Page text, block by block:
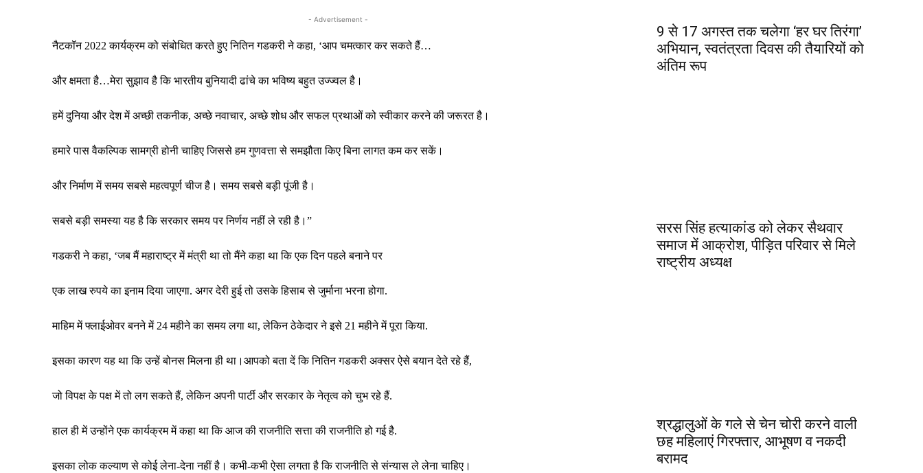
- Advertisement -
नैटकॉन 2022 कार्यक्रम को संबोधित करते हुए नितिन गडकरी ने कहा, ‘आप चमत्कार कर सकते हैं…
और क्षमता है…मेरा सुझाव है कि भारतीय बुनियादी ढांचे का भविष्य बहुत उज्ज्वल है।
हमें दुनिया और देश में अच्छी तकनीक, अच्छे नवाचार, अच्छे शोध और सफल प्रथाओं को स्वीकार करने की जरूरत है।
हमारे पास वैकल्पिक सामग्री होनी चाहिए जिससे हम गुणवत्ता से समझौता किए बिना लागत कम कर सकें।
और निर्माण में समय सबसे महत्वपूर्ण चीज है। समय सबसे बड़ी पूंजी है।
सबसे बड़ी समस्या यह है कि सरकार समय पर निर्णय नहीं ले रही है।”
गडकरी ने कहा, ‘जब मैं महाराष्ट्र में मंत्री था तो मैंने कहा था कि एक दिन पहले बनाने पर
एक लाख रुपये का इनाम दिया जाएगा. अगर देरी हुई तो उसके हिसाब से जुर्माना भरना होगा.
माहिम में फ्लाईओवर बनने में 24 महीने का समय लगा था, लेकिन ठेकेदार ने इसे 21 महीने में पूरा किया.
इसका कारण यह था कि उन्हें बोनस मिलना ही था।आपको बता दें कि नितिन गडकरी अक्सर ऐसे बयान देते रहे हैं,
जो विपक्ष के पक्ष में तो लग सकते हैं, लेकिन अपनी पार्टी और सरकार के नेतृत्व को चुभ रहे हैं.
हाल ही में उन्होंने एक कार्यक्रम में कहा था कि आज की राजनीति सत्ता की राजनीति हो गई है.
इसका लोक कल्याण से कोई लेना-देना नहीं है। कभी-कभी ऐसा लगता है कि राजनीति से संन्यास ले लेना चाहिए।
9 से 17 अगस्त तक चलेगा ‘हर घर तिरंगा’
अभियान, स्वतंत्रता दिवस की तैयारियों को
अंतिम रूप
सरस सिंह हत्याकांड को लेकर सैथवार
समाज में आक्रोश, पीड़ित परिवार से मिले
राष्ट्रीय अध्यक्ष
श्रद्धालुओं के गले से चेन चोरी करने वाली
छह महिलाएं गिरफ्तार, आभूषण व नकदी
बरामद